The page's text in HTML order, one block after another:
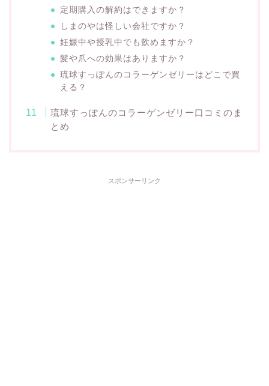
定期購入の解約はできますか？
しまのやは怪しい会社ですか？
妊娠中や授乳中でも飲めますか？
髪や爪への効果はありますか？
琉球すっぽんのコラーゲンゼリーはどこで買
える？
琉球すっぽんのコラーゲンゼリー口コミのま
とめ
スポンサーリンク